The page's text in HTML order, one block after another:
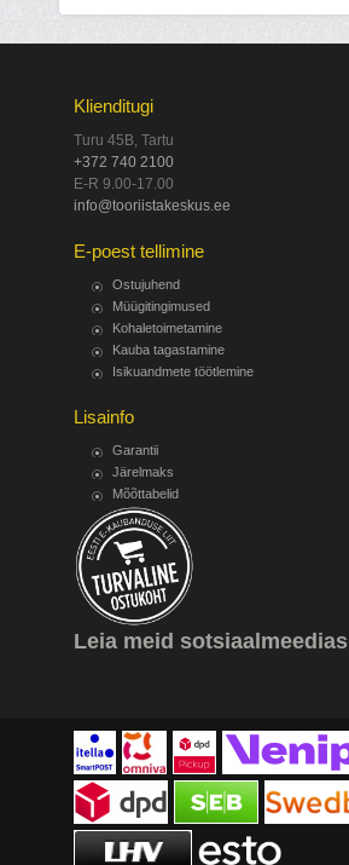
Klienditugi
Turu 45B, Tartu
+372 740 2100
E-R 9.00-17.00
info@tooriistakeskus.ee
E-poest tellimine
Ostujuhend
Müügitingimused
Kohaletoimetamine
Kauba tagastamine
Isikuandmete töötlemine
Lisainfo
Garantii
Järelmaks
Mõõttabelid
Leia meid sotsiaalmeedias